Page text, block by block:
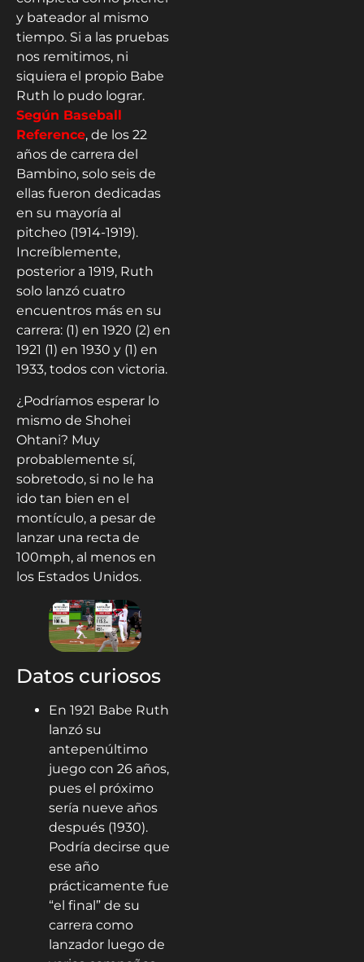
y bateador al mismo
tiempo. Si a las pruebas
nos remitimos, ni
siquiera el propio Babe
Ruth lo pudo lograr.
Según Baseball
Reference, de los 22
años de carrera del
Bambino, solo seis de
ellas fueron dedicadas
en su mayoría al
pitcheo (1914-1919).
Increíblemente,
posterior a 1919, Ruth
solo lanzó cuatro
encuentros más en su
carrera: (1) en 1920 (2) en
1921 (1) en 1930 y (1) en
1933, todos con victoria.
¿Podríamos esperar lo
mismo de Shohei
Ohtani? Muy
probablemente sí,
sobretodo, si no le ha
ido tan bien en el
montículo, a pesar de
lanzar una recta de
100mph, al menos en
los Estados Unidos.
Datos curiosos
En 1921 Babe Ruth
lanzó su
antepenúltimo
juego con 26 años,
pues el próximo
sería nueve años
después (1930).
Podría decirse que
ese año
prácticamente fue
“el final” de su
carrera como
lanzador luego de